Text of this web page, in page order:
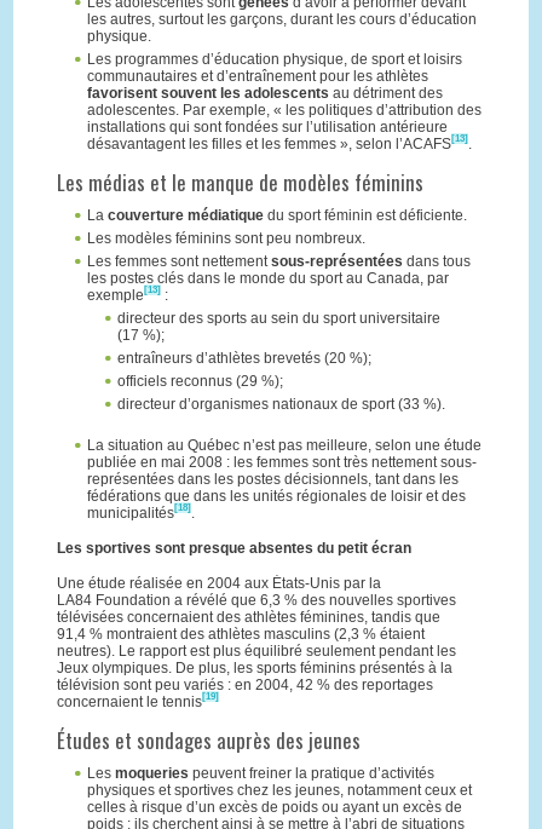
les autres, surtout les garçons, durant les cours d’éducation
physique.
Les programmes d’éducation physique, de sport et loisirs
communautaires et d’entraînement pour les athlètes
favorisent souvent les adolescents au détriment des
adolescentes. Par exemple, « les politiques d’attribution des
installations qui sont fondées sur l’utilisation antérieure
désavantagent les filles et les femmes », selon l’ACAFS[13] .
Les médias et le manque de modèles féminins
La couverture médiatiquedu sport féminin est déficiente.
Les modèles féminins sont peu nombreux.
Les femmes sont nettementsous-représentées dans tous
les postes clés dans le monde du sport au Canada, par
exemple [13] :
directeur des sports au sein du sport universitaire
(17 %);
entraîneurs d’athlètes brevetés (20 %);
officiels reconnus (29 %);
directeur d’organismes nationaux de sport (33 %).
La situation au Québec n’est pas meilleure, selon une étude
publiée en mai 2008 : les femmes sont très nettement sous-
représentées dans les postes décisionnels, tant dans les
fédérations que dans les unités régionales de loisir et des
municipalités[18] .
Les sportives sont presque absentes du petit écran
Une étude réalisée en 2004 aux États-Unis par la
LA84 Foundation a révélé que 6,3 % des nouvelles sportives
télévisées concernaient des athlètes féminines, tandis que
91,4 % montraient des athlètes masculins (2,3 % étaient
neutres). Le rapport est plus équilibré seulement pendant les
Jeux olympiques. De plus, les sports féminins présentés à la
télévision sont peu variés : en 2004, 42 % des reportages
concernaient le tennis[19]
Études et sondages auprès des jeunes
Les moqueries peuvent freiner la pratique d’activités
physiques et sportives chez les jeunes, notamment ceux et
celles à risque d’un excès de poids ou ayant un excès de
poids : ils cherchent ainsi à se mettre à l’abri de situations